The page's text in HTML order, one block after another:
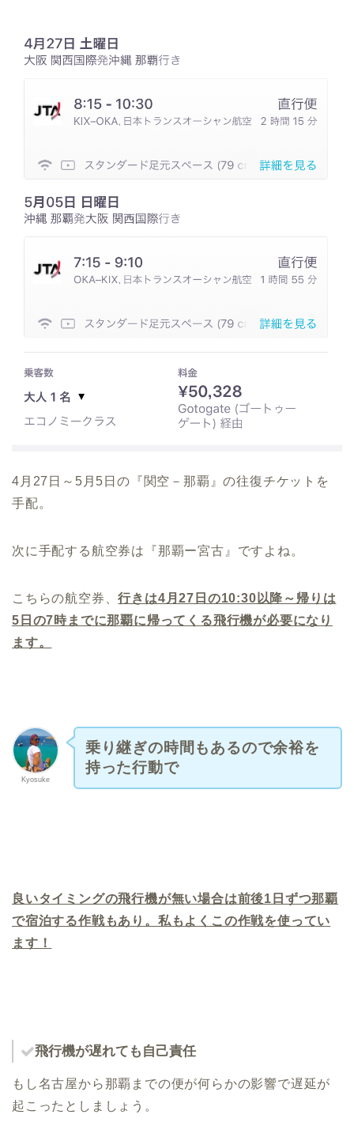
4月27日～5月5日の『関空－那覇』の往復チケットを
手配。
次に手配する航空券は『那覇ー宮古』ですよね。
こちらの航空券、行きは4月27日の10:30以降～帰りは
5日の7時までに那覇に帰ってくる飛行機が必要になり
ます。
Kyosuke
乗り継ぎの時間もあるので余裕を
持った行動で
良いタイミングの飛行機が無い場合は前後1日ずつ那覇
で宿泊する作戦もあり。私もよくこの作戦を使ってい
ます！
飛行機が遅れても自己責任
もし名古屋から那覇までの便が何らかの影響で遅延が
起こったとしましょう。